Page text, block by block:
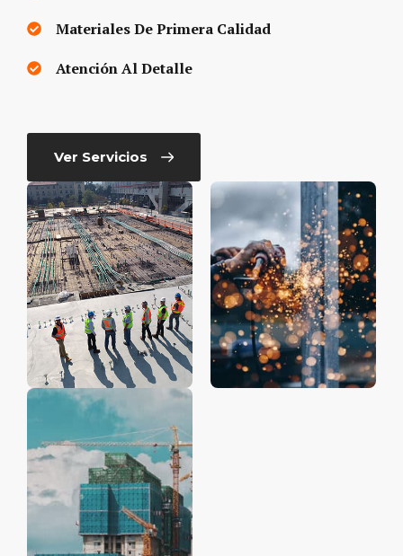
Materiales De Primera Calidad
Atención Al Detalle
Ver Servicios